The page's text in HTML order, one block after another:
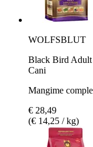
WOLFSBLUT
Black Bird Adult
Cani
Mangime
€ 28,49
(€ 14,25 / kg)